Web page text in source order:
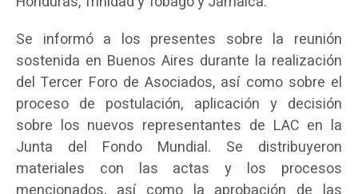
Se informó a los presentes sobre la reunión
sostenida en Buenos Aires durante la realización
del Tercer Foro de Asociados, así como sobre el
proceso de postulación, aplicación y decisión
sobre los nuevos representantes de LAC en la
Junta del Fondo Mundial. Se distribuyeron
materiales con las actas y los procesos